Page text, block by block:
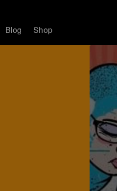
Blog Shop